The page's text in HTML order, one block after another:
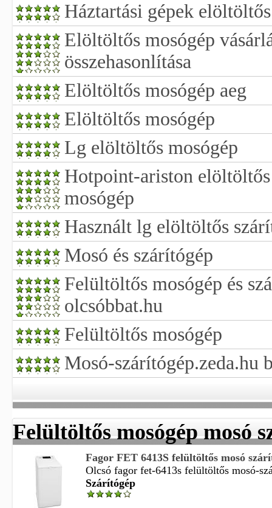
Háztartási gépek
Elöltöltős mosógép
összehasonlítása
Elöltöltős mosógép aeg
Elöltöltős mosógép
Lg elöltöltős mosógép
Hotpoint-ariston
mosógép
Használt lg elöltöltős
Mosó és szárítógép
Felültöltős mosógép és
olcsóbbat.hu
Felültöltős mosógép
Mosó-szárítógép.zeda.hu
Felültöltős mosógép mosó
Fagor FET 6413S felültöltős mosó
Olcsó fagor fet-6413s felültöltős mosó-
Szárítógép